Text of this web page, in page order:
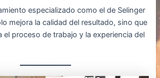
especializado como el de Selinger
mejora la calidad del resultado, sino que
el proceso de trabajo y la experiencia del